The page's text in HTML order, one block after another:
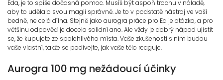
Eda, je to spíše dočasná pomoc. Musíš být aspoň trochu v náladě,
aby to udělalo svou magii správně. Je to v podstatě nástroj ve vaší
bedně, ne celá dílna. Stejně jako aurogra práce pro Ed je otázka, a pro
většinu odpověď je docela solidní ano. Ale vždy je dobrý nápad ujistit
se, že kupujete ze spolehlivého místa. Vaše zkušenosti s ním budou
vaše vlastní, takže se podívejte, jak vaše tělo reaguje.
Aurogra 100 mg nežádoucí účinky